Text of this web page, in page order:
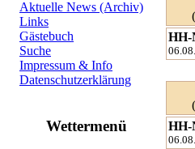
Aktuelle News (Archiv)
Links
Gästebuch
Suche
Impressum & Info
Datenschutzerklärung
Wettermenü